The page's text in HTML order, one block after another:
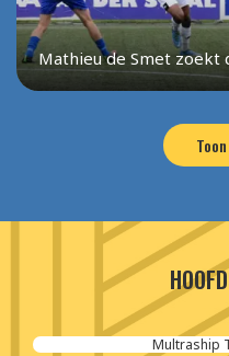
Mathieu de Smet zoekt